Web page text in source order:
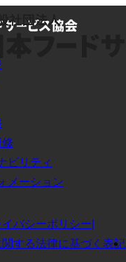
ビリティ
メーション
イバシーポリシー
する法律に基づく表記